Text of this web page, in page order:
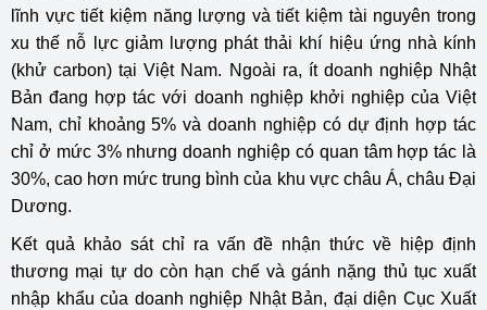
lĩnh vực tiết kiệm năng lượng và tiết kiệm tài nguyên trong
xu thế nỗ lực giảm lượng phát thải khí hiệu ứng nhà kính
(khử carbon) tại Việt Nam. Ngoài ra, ít doanh nghiệp Nhật
Bản đang hợp tác với doanh nghiệp khởi nghiệp của Việt
Nam, chỉ khoảng 5% và doanh nghiệp có dự định hợp tác
chỉ ở mức 3% nhưng doanh nghiệp có quan tâm hợp tác là
30%, cao hơn mức trung bình của khu vực châu Á, châu Đại
Dương.
Kết quả khảo sát chỉ ra vấn đề nhận thức về hiệp định
thương mại tự do còn hạn chế và gánh nặng thủ tục xuất
nhập khẩu của doanh nghiệp Nhật Bản, đại diện Cục Xuất